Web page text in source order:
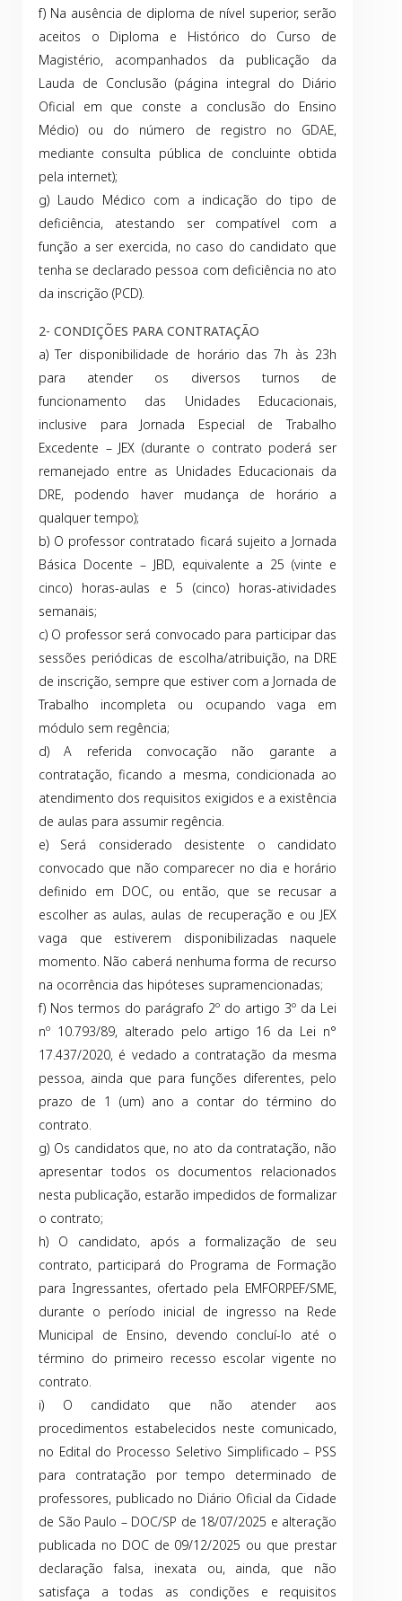
f) Na ausência de diploma de nível superior, serão
aceitos o Diploma e Histórico do Curso de
Magistério, acompanhados da publicação da
Lauda de Conclusão (página integral do Diário
Oficial em que conste a conclusão do Ensino
Médio) ou do número de registro no GDAE,
mediante consulta pública de concluinte obtida
pela internet);
g) Laudo Médico com a indicação do tipo de
deficiência, atestando ser compatível com a
função a ser exercida, no caso do candidato que
tenha se declarado pessoa com deficiência no ato
da inscrição (PCD).
2- CONDIÇÕES PARA CONTRATAÇÃO
a) Ter disponibilidade de horário das 7h às 23h
para atender os diversos turnos de
funcionamento das Unidades Educacionais,
inclusive para Jornada Especial de Trabalho
Excedente – JEX (durante o contrato poderá ser
remanejado entre as Unidades Educacionais da
DRE, podendo haver mudança de horário a
qualquer tempo);
b) O professor contratado ficará sujeito a Jornada
Básica Docente – JBD, equivalente a 25 (vinte e
cinco) horas-aulas e 5 (cinco) horas-atividades
semanais;
c) O professor será convocado para participar das
sessões periódicas de escolha/atribuição, na DRE
de inscrição, sempre que estiver com a Jornada de
Trabalho incompleta ou ocupando vaga em
módulo sem regência;
d) A referida convocação não garante a
contratação, ficando a mesma, condicionada ao
atendimento dos requisitos exigidos e a existência
de aulas para assumir regência.
e) Será considerado desistente o candidato
convocado que não comparecer no dia e horário
definido em DOC, ou então, que se recusar a
escolher as aulas, aulas de recuperação e ou JEX
vaga que estiverem disponibilizadas naquele
momento. Não caberá nenhuma forma de recurso
na ocorrência das hipóteses supramencionadas;
f) Nos termos do parágrafo 2º do artigo 3º da Lei
nº 10.793/89, alterado pelo artigo 16 da Lei n°
17.437/2020, é vedado a contratação da mesma
pessoa, ainda que para funções diferentes, pelo
prazo de 1 (um) ano a contar do término do
contrato.
g) Os candidatos que, no ato da contratação, não
apresentar todos os documentos relacionados
nesta publicação, estarão impedidos de formalizar
o contrato;
h) O candidato, após a formalização de seu
contrato, participará do Programa de Formação
para Ingressantes, ofertado pela EMFORPEF/SME,
durante o período inicial de ingresso na Rede
Municipal de Ensino, devendo concluí-lo até o
término do primeiro recesso escolar vigente no
contrato.
i) O candidato que não atender aos
procedimentos estabelecidos neste comunicado,
no Edital do Processo Seletivo Simplificado – PSS
para contratação por tempo determinado de
professores, publicado no Diário Oficial da Cidade
de São Paulo – DOC/SP de 18/07/2025 e alteração
publicada no DOC de 09/12/2025 ou que prestar
declaração falsa, inexata ou, ainda, que não
satisfaça a todas as condições e requisitos